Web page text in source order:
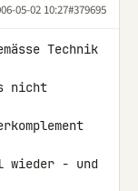
05-02 10:27#379695
Technik
nicht
wieder - und